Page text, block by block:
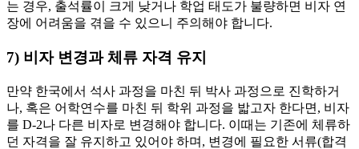
는 경우, 출석률이 크게 낮거나 학업 태도가 불량하면 비자 연
장에 어려움을 겪을 수 있으니 주의해야 합니다.
7) 비자 변경과 체류 자격 유지
만약 한국에서 석사 과정을 마친 뒤 박사 과정으로 진학하거
나, 혹은 어학연수를 마친 뒤 학위 과정을 밟고자 한다면, 비자
를 D-2나 다른 비자로 변경해야 합니다. 이때는 기존에 체류하
던 자격을 잘 유지하고 있어야 하며, 변경에 필요한 서류(합격